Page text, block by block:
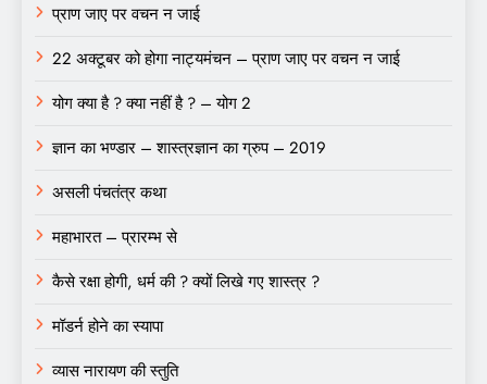
प्राण जाए पर वचन न जाई
22 अक्टूबर को होगा नाट्यमंचन – प्राण जाए पर वचन न जाई
योग क्या है ? क्या नहीं है ? – योग 2
ज्ञान का भण्डार – शास्त्रज्ञान का ग्रुप – 2019
असली पंचतंत्र कथा
महाभारत – प्रारम्भ से
कैसे रक्षा होगी, धर्म की ? क्यों लिखे गए शास्त्र ?
मॉडर्न होने का स्यापा
व्यास नारायण की स्तुति